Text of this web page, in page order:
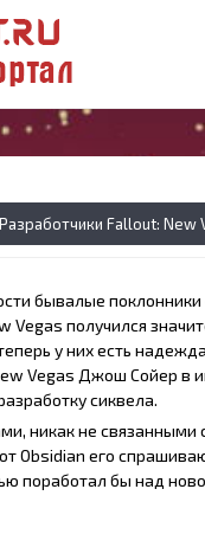
Разработчики Fallout: New
бывалые
получился
у них есть
Vegas Джош Сойер в
сиквела.
никак не
Obsidian его
поработал бы над